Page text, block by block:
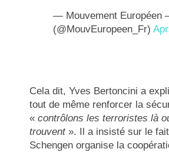
— Mouvement Européen
(@MouvEuropeen_Fr)
Cela dit, Yves Bertoncini a
tout de même renforcer la
«contrôlons les terroristes là
trouvent». Il a insisté sur le
Schengen organise la